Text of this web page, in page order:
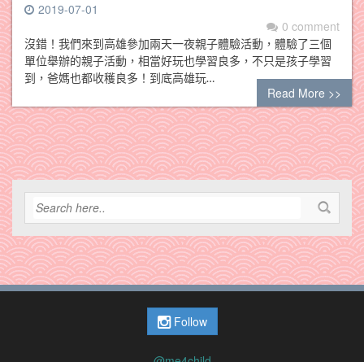
2019-07-01
0 comment
沒錯！我們來到高雄參加兩天一夜親子體驗活動，體驗了三個
單位舉辦的親子活動，相當好玩也學習良多，不只是孩子學習
到，爸媽也都收穫良多！到底高雄玩…
Read More >>
Follow